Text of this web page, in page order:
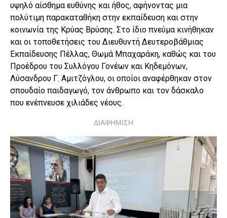
υψηλό αίσθημα ευθύνης και ήθος, αφήνοντας μια
πολύτιμη παρακαταθήκη στην εκπαίδευση και στην
κοινωνία της Κρύας Βρύσης. Στο ίδιο πνεύμα κινήθηκαν
και οι τοποθετήσεις του Διευθυντή Δευτεροβάθμιας
Εκπαίδευσης Πέλλας, Θωμά Μπαχαράκη, καθώς και του
Προέδρου του Συλλόγου Γονέων και Κηδεμόνων,
Λύσανδρου Γ. Αμιτζόγλου, οι οποίοι αναφέρθηκαν στον
σπουδαίο παιδαγωγό, τον άνθρωπο και τον δάσκαλο
που ενέπνευσε χιλιάδες νέους.
ΔΙΑΦΗΜΙΣΗ